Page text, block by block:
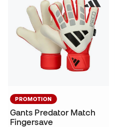
PROMOTION
Gants Predator Match
Fingersave